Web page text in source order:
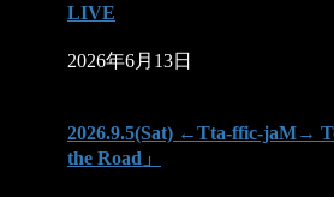
LIVE
2026年6月13日
2026.9.5(Sat) ←Tta-ffic-jaM→
the Road」